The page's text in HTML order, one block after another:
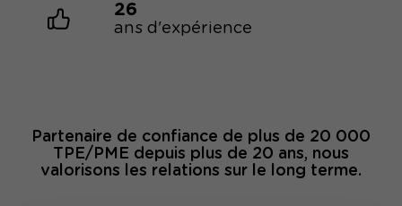
26
ans d'expérience
Partenaire de confiance de plus de 20 000
TPE/PME depuis plus de 20 ans, nous
valorisons les relations sur le long terme.